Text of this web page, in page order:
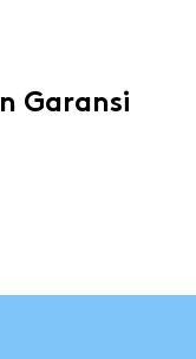
Garansi